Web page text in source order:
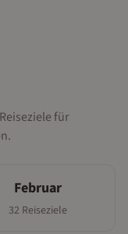
für
Februar
32 Reiseziele